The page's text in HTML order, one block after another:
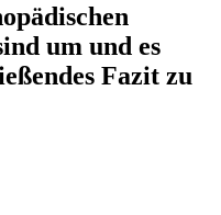
um und es
Fazit zu